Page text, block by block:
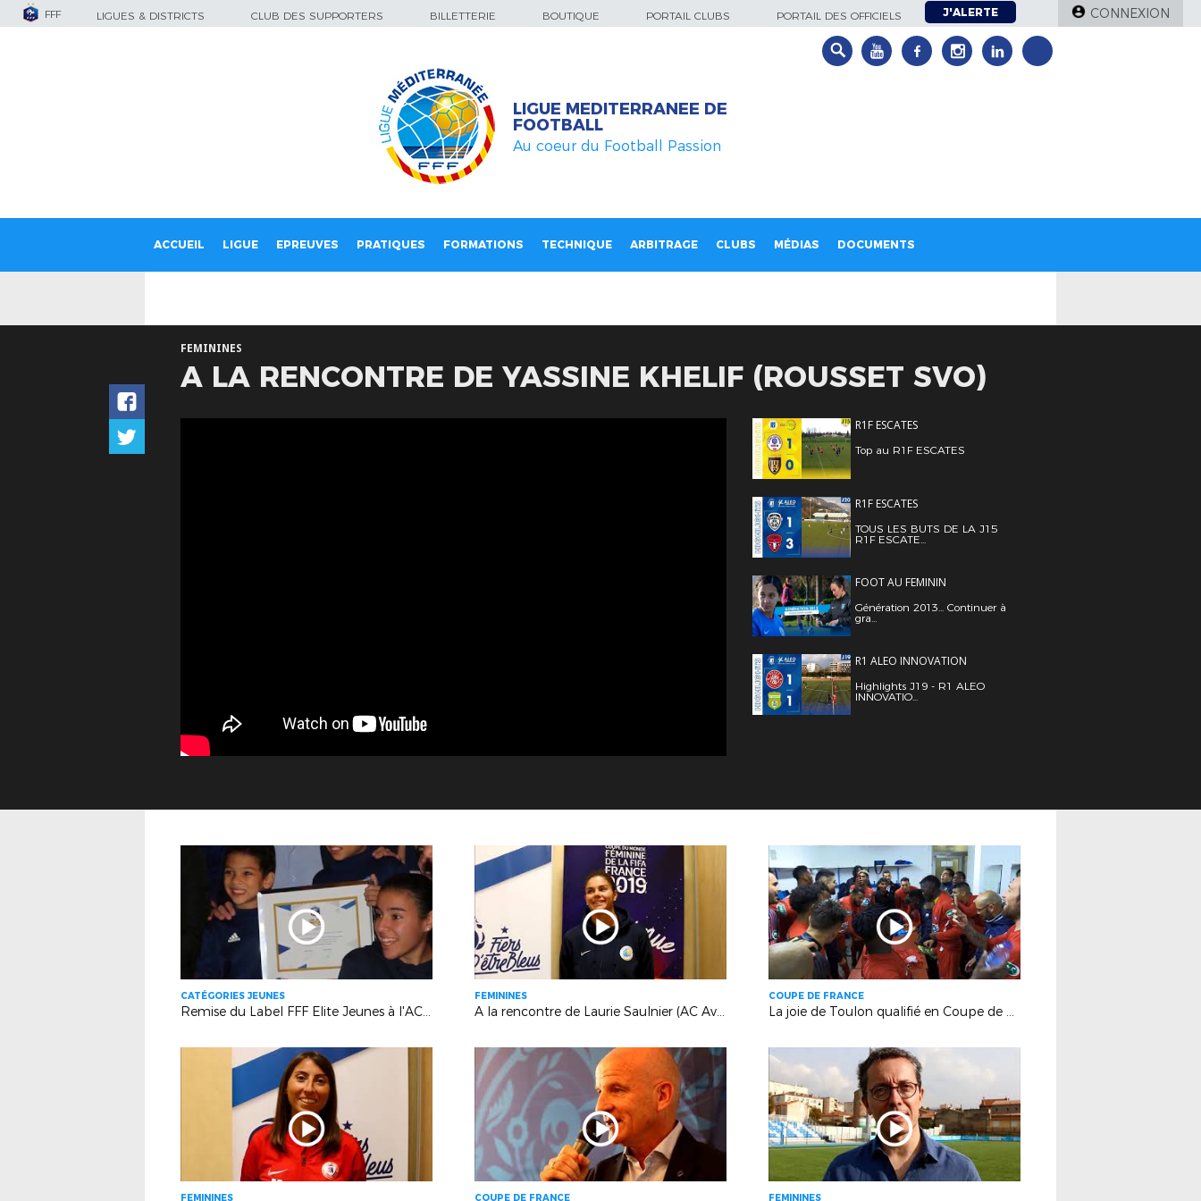
FFF LIGUES & DISTRICTS CLUB DES SUPPORTERS BILLETTERIE BOUTIQUE PORTAIL CLUBS PORTAIL DES OFFICIELS J'ALERTE CONNEXION
LIGUE MEDITERRANEE DE
FOOTBALL
Au coeur du Football Passion
ACCUEIL LIGUE EPREUVES PRATIQUES FORMATIONS TECHNIQUE ARBITRAGE CLUBS MÉDIAS DOCUMENTS
FEMININES
A LA RENCONTRE DE YASSINE KHELIF (ROUSSET SVO)
R1F ESCATES
Top au R1F ESCATES
R1F ESCATES
TOUS LES BUTS DE LA J15
R1F ESCATE...
FOOT AU FEMININ
Génération 2013... Continuer à
gra...
R1 ALEO INNOVATION
Highlights J19 - R1 ALEO
INNOVATIO...
CATÉGORIES JEUNES
Remise du Label FFF Elite Jeunes à l'ACA (Avignon)
FEMININES
A la rencontre de Laurie Saulnier (AC Avignon)
COUPE DE FRANCE
La joie de Toulon qualifié en Coupe de France face à Cannes (3-2)
FEMININES COUPE DE FRANCE FEMININES